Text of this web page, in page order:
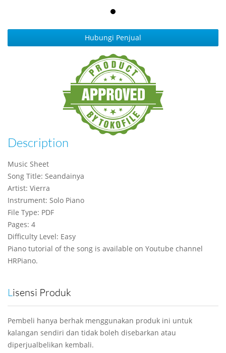
Hubungi Penjual
Description
Music Sheet
Song Title: Seandainya
Artist: Vierra
Instrument: Solo Piano
File Type: PDF
Pages: 4
Difficulty Level: Easy
Piano tutorial of the song is available on Youtube channel
HRPiano.
Lisensi Produk
Pembeli hanya berhak menggunakan produk ini untuk
kalangan sendiri dan tidak boleh disebarkan atau
diperjualbelikan kembali.